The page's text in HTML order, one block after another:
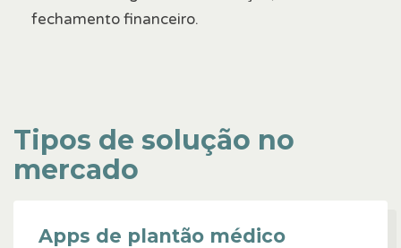
fechamento financeiro.
Tipos de solução no
mercado
Apps de plantão médico